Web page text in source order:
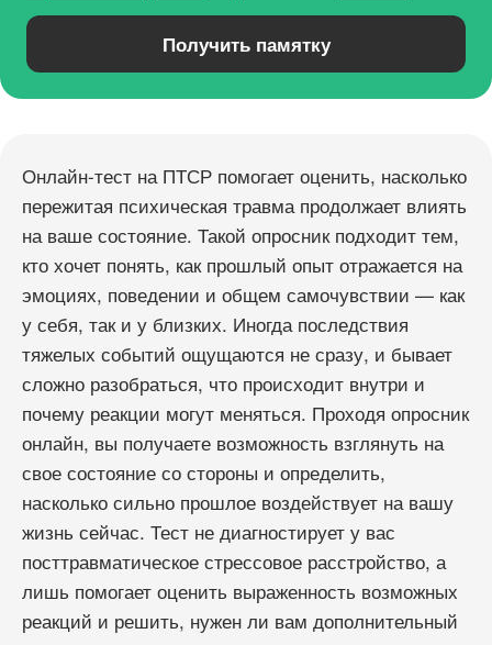
Получить памятку
Онлайн-тест на ПТСР помогает оценить, насколько
пережитая психическая травма продолжает влиять
на ваше состояние. Такой опросник подходит тем,
кто хочет понять, как прошлый опыт отражается на
эмоциях, поведении и общем самочувствии — как
у себя, так и у близких. Иногда последствия
тяжелых событий ощущаются не сразу, и бывает
сложно разобраться, что происходит внутри и
почему реакции могут меняться. Проходя опросник
онлайн, вы получаете возможность взглянуть на
свое состояние со стороны и определить,
насколько сильно прошлое воздействует на вашу
жизнь сейчас. Тест не диагностирует у вас
посттравматическое стрессовое расстройство, а
лишь помогает оценить выраженность возможных
реакций и решить, нужен ли вам дополнительный